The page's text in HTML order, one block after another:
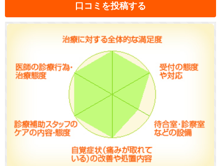
口コミを投稿する